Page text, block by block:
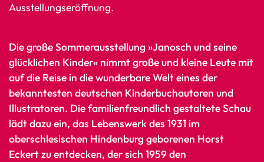
Ausstellungseröffnung.
Die große Sommerausstellung »Janosch und seine
glücklichen Kinder« nimmt große und kleine Leute mit
auf die Reise in die wunderbare Welt eines der
bekanntesten deutschen Kinderbuchautoren und
Illustratoren. Die familienfreundlich gestaltete Schau
lädt dazu ein, das Lebenswerk des 1931 im
oberschlesischen Hindenburg geborenen Horst
Eckert zu entdecken, der sich 1959 den